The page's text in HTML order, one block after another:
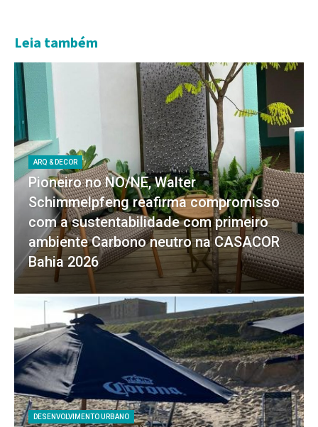
Leia também
ARQ & DECOR
Pioneiro no NO/NE, Walter
Schimmelpfeng reafirma compromisso
com a sustentabilidade com primeiro
ambiente Carbono neutro na CASACOR
Bahia 2026
DESENVOLVIMENTO URBANO